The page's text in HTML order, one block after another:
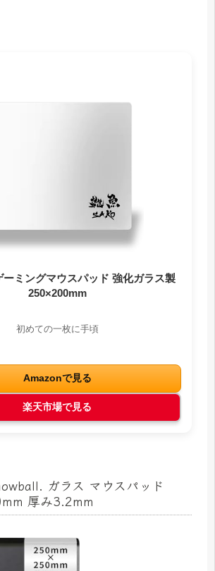
ミングマウスパッド 強化ガラス製
250×200mm
初めての一枚に手頃
Amazonで見る
楽天市場で見る
ガラス マウスパッド
厚み3.2mm